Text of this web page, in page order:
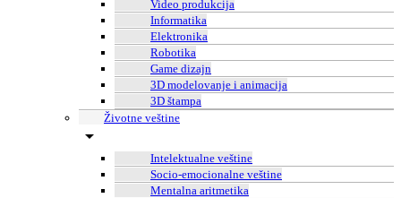
Video produkcija
Informatika
Elektronika
Robotika
Game dizajn
3D modelovanje i animacija
3D štampa
Životne veštine
Intelektualne veštine
Socio-emocionalne veštine
Mentalna aritmetika